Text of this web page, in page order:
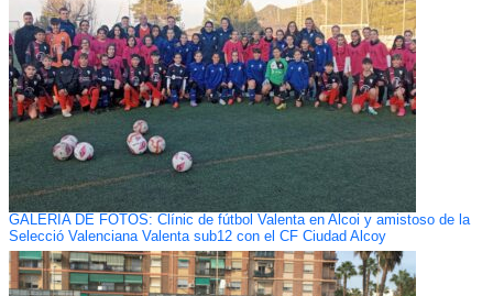
GALERÍA DE FOTOS: Clínic de fútbol Valenta en Alcoi y amistoso de la
Selecció Valenciana Valenta sub12 con el CF Ciudad Alcoy